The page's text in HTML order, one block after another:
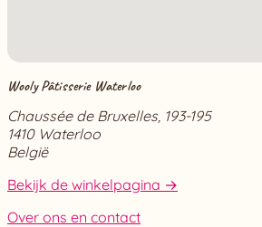
Wooly Pâtisserie Waterloo
Chaussée de Bruxelles, 193-195
1410 Waterloo
België
Bekijk de winkelpagina →
Over ons en contact